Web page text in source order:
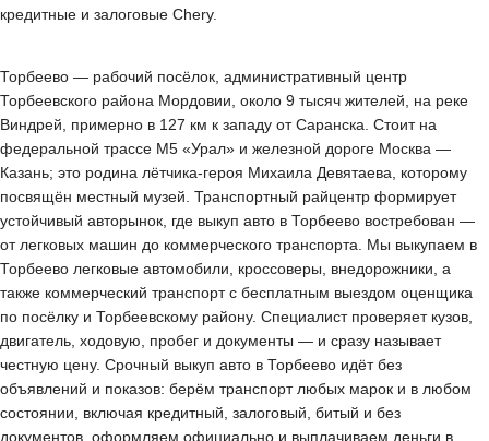
кредитные и залоговые Chery.
Торбеево — рабочий посёлок, административный центр
Торбеевского района Мордовии, около 9 тысяч жителей, на реке
Виндрей, примерно в 127 км к западу от Саранска. Стоит на
федеральной трассе М5 «Урал» и железной дороге Москва —
Казань; это родина лётчика-героя Михаила Девятаева, которому
посвящён местный музей. Транспортный райцентр формирует
устойчивый авторынок, где выкуп авто в Торбеево востребован —
от легковых машин до коммерческого транспорта. Мы выкупаем в
Торбеево легковые автомобили, кроссоверы, внедорожники, а
также коммерческий транспорт с бесплатным выездом оценщика
по посёлку и Торбеевскому району. Специалист проверяет кузов,
двигатель, ходовую, пробег и документы — и сразу называет
честную цену. Срочный выкуп авто в Торбеево идёт без
объявлений и показов: берём транспорт любых марок и в любом
состоянии, включая кредитный, залоговый, битый и без
документов, оформляем официально и выплачиваем деньги в